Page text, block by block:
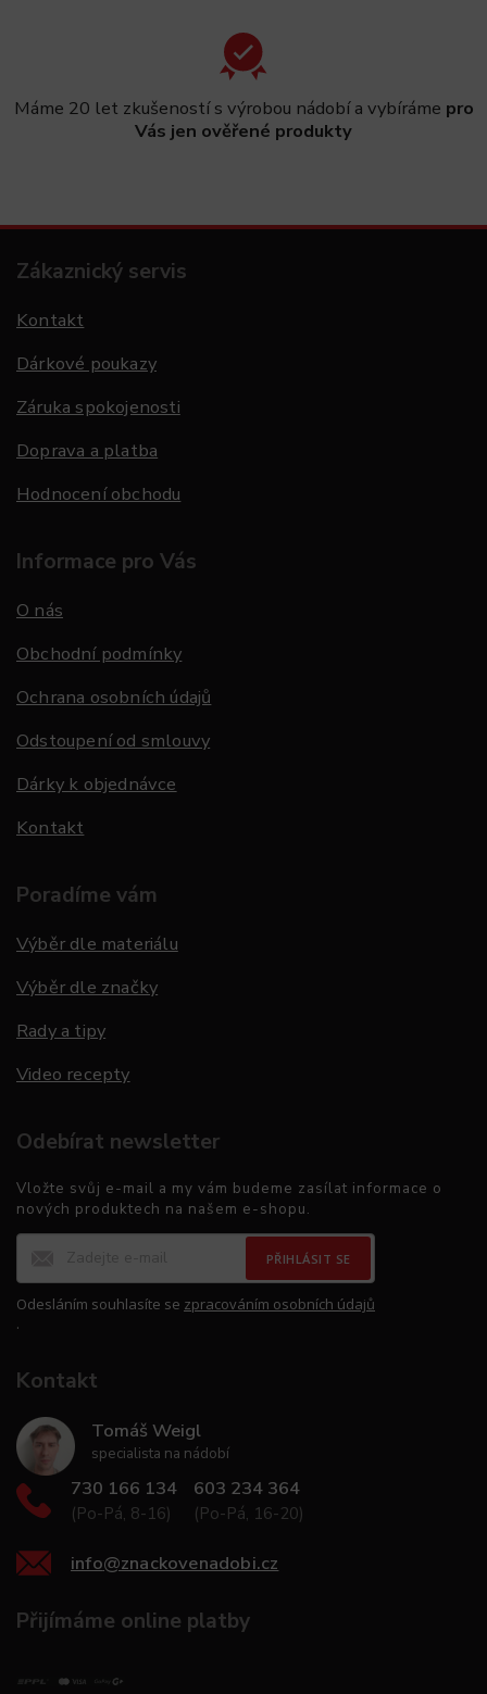
Máme 20 let zkušeností s výrobou nádobí a vybíráme pro
Vás jen ověřené produkty
Zákaznický servis
Kontakt
Dárkové poukazy
Záruka spokojenosti
Doprava a platba
Hodnocení obchodu
Informace pro Vás
O nás
Obchodní podmínky
Ochrana osobních údajů
Odstoupení od smlouvy
Dárky k objednávce
Kontakt
Poradíme vám
Výběr dle materiálu
Výběr dle značky
Rady a tipy
Video recepty
Odebírat newsletter
Vložte svůj e-mail a my vám budeme zasílat informace o
nových produktech na našem e-shopu.
PŘIHLÁSIT SE
Odesláním souhlasíte se zpracováním osobních údajů
.
Kontakt
Tomáš Weigl
specialista na nádobí
730 166 134
(Po-Pá, 8-16)
603 234 364
(Po-Pá, 16-20)
info@znackovenadobi.cz
Přijímáme online platby